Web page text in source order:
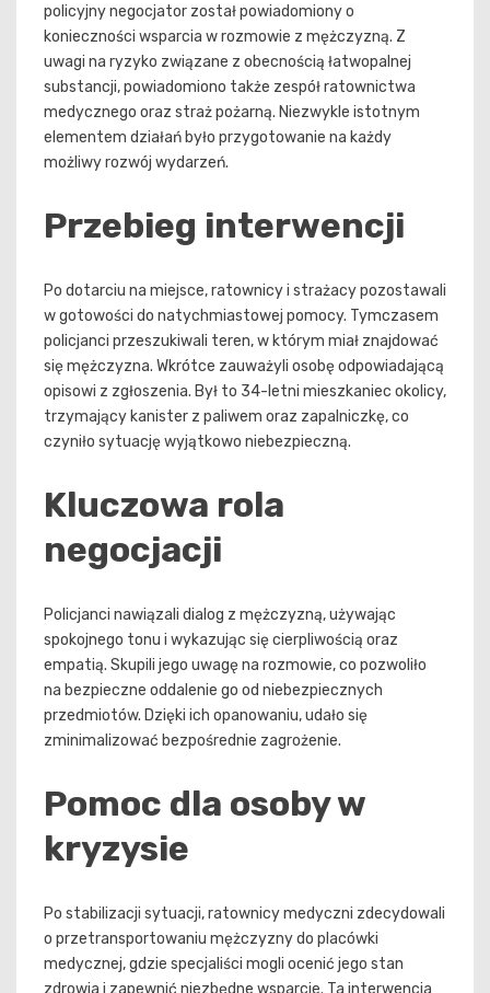
policyjny negocjator został powiadomiony o
konieczności wsparcia w rozmowie z mężczyzną. Z
uwagi na ryzyko związane z obecnością łatwopalnej
substancji, powiadomiono także zespół ratownictwa
medycznego oraz straż pożarną. Niezwykle istotnym
elementem działań było przygotowanie na każdy
możliwy rozwój wydarzeń.
Przebieg interwencji
Po dotarciu na miejsce, ratownicy i strażacy pozostawali
w gotowości do natychmiastowej pomocy. Tymczasem
policjanci przeszukiwali teren, w którym miał znajdować
się mężczyzna. Wkrótce zauważyli osobę odpowiadającą
opisowi z zgłoszenia. Był to 34-letni mieszkaniec okolicy,
trzymający kanister z paliwem oraz zapalniczkę, co
czyniło sytuację wyjątkowo niebezpieczną.
Kluczowa rola
negocjacji
Policjanci nawiązali dialog z mężczyzną, używając
spokojnego tonu i wykazując się cierpliwością oraz
empatią. Skupili jego uwagę na rozmowie, co pozwoliło
na bezpieczne oddalenie go od niebezpiecznych
przedmiotów. Dzięki ich opanowaniu, udało się
zminimalizować bezpośrednie zagrożenie.
Pomoc dla osoby w
kryzysie
Po stabilizacji sytuacji, ratownicy medyczni zdecydowali
o przetransportowaniu mężczyzny do placówki
medycznej, gdzie specjaliści mogli ocenić jego stan
zdrowia i zapewnić niezbędne wsparcie. Ta interwencja